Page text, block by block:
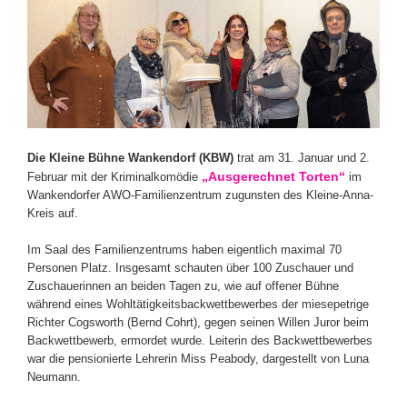
Die Kleine Bühne Wankendorf (KBW) trat am 31. Januar und 2.
Februar mit der Kriminalkomödie „Ausgerechnet Torten“ im
Wankendorfer AWO-Familienzentrum zugunsten des Kleine-Anna-
Kreis auf.
Im Saal des Familienzentrums haben eigentlich maximal 70
Personen Platz. Insgesamt schauten über 100 Zuschauer und
Zuschauerinnen an beiden Tagen zu, wie auf offener Bühne
während eines Wohltätigkeitsbackwettbewerbes der miesepetrige
Richter Cogsworth (Bernd Cohrt), gegen seinen Willen Juror beim
Backwettbewerb, ermordet wurde. Leiterin des Backwettbewerbes
war die pensionierte Lehrerin Miss Peabody, dargestellt von Luna
Neumann.